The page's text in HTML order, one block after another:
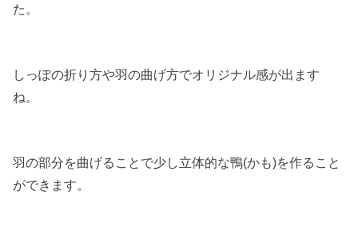
た。
しっぽの折り方や羽の曲げ方でオリジナル感が出ます
ね。
羽の部分を曲げることで少し立体的な鴨(かも)を作ること
ができます。